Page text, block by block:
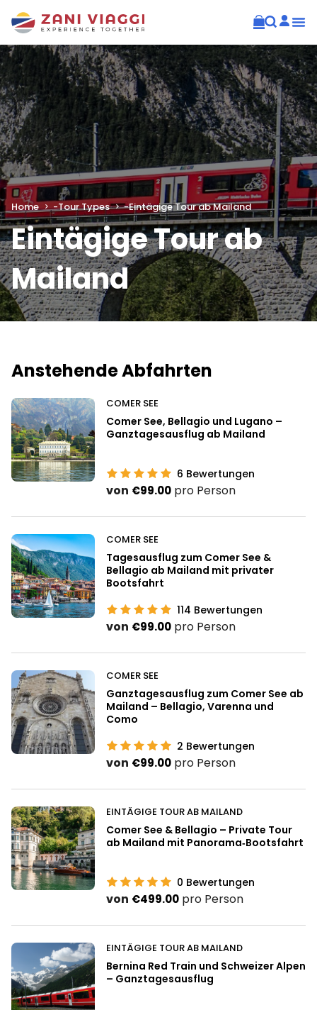
Home -Tour Types -Eintägige Tour ab Mailand
Eintägige Tour ab
Mailand
Anstehende Abfahrten
COMER SEE
Comer See, Bellagio und Lugano –
Ganztagesausflug ab Mailand
6 Bewertungen
von €99.00 pro Person
COMER SEE
Tagesausflug zum Comer See &
Bellagio ab Mailand mit privater
Bootsfahrt
114 Bewertungen
von €99.00 pro Person
COMER SEE
Ganztagesausflug zum Comer See ab
Mailand – Bellagio, Varenna und
Como
2 Bewertungen
von €99.00 pro Person
EINTÄGIGE TOUR AB MAILAND
Comer See & Bellagio – Private Tour
ab Mailand mit Panorama‑Bootsfahrt
0 Bewertungen
von €499.00 pro Person
EINTÄGIGE TOUR AB MAILAND
Bernina Red Train und Schweizer Alpen
– Ganztagesausflug